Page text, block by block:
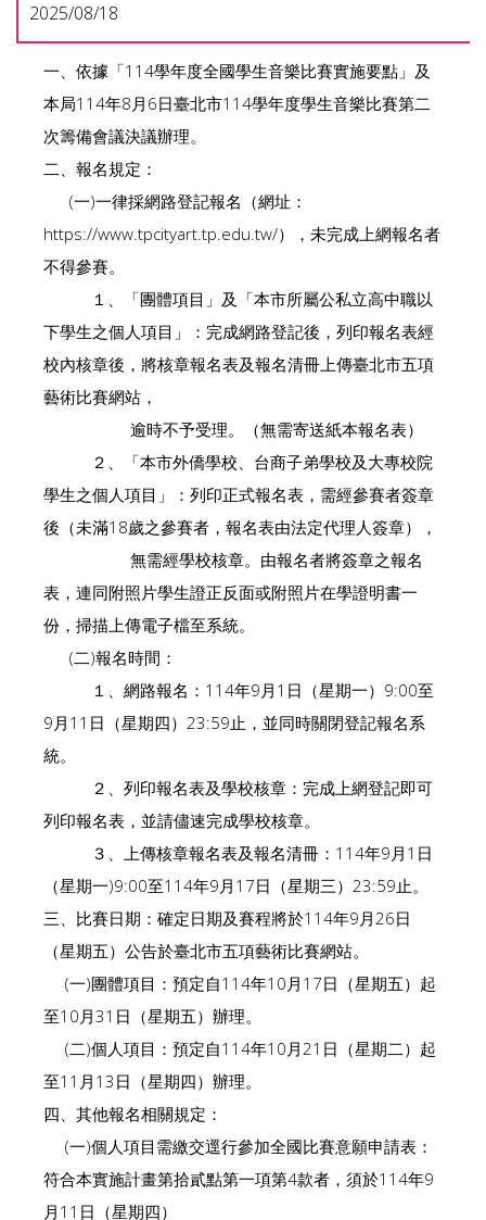
2025/08/18
一、依據「114學年度全國學生音樂比賽實施要點」及
本局114年8月6日臺北市114學年度學生音樂比賽第二
次籌備會議決議辦理。
二、報名規定：
(一)一律採網路登記報名（網址：
https://www.tpcityart.tp.edu.tw/），未完成上網報名者
不得參賽。
１、「團體項目」及「本市所屬公私立高中職以
下學生之個人項目」：完成網路登記後，列印報名表經
校內核章後，將核章報名表及報名清冊上傳臺北市五項
藝術比賽網站，
逾時不予受理。（無需寄送紙本報名表）
２、「本市外僑學校、台商子弟學校及大專校院
學生之個人項目」：列印正式報名表，需經參賽者簽章
後（未滿18歲之參賽者，報名表由法定代理人簽章），
無需經學校核章。由報名者將簽章之報名
表，連同附照片學生證正反面或附照片在學證明書一
份，掃描上傳電子檔至系統。
(二)報名時間：
１、網路報名：114年9月1日（星期一）9:00至
9月11日（星期四）23:59止，並同時關閉登記報名系
統。
２、列印報名表及學校核章：完成上網登記即可
列印報名表，並請儘速完成學校核章。
３、上傳核章報名表及報名清冊：114年9月1日
（星期一)9:00至114年9月17日（星期三）23:59止。
三、比賽日期：確定日期及賽程將於114年9月26日
（星期五）公告於臺北市五項藝術比賽網站。
(一)團體項目：預定自114年10月17日（星期五）起
至10月31日（星期五）辦理。
(二)個人項目：預定自114年10月21日（星期二）起
至11月13日（星期四）辦理。
四、其他報名相關規定：
(一)個人項目需繳交逕行參加全國比賽意願申請表：
符合本實施計畫第拾貳點第一項第4款者，須於114年9
月11日（星期四）